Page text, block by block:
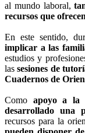
al mundo laboral,
recursos que
En este sentido,
implicar a las
estudios y
las sesiones de
Cuadernos de
Como apoyo a la
desarrollado una
recursos para la